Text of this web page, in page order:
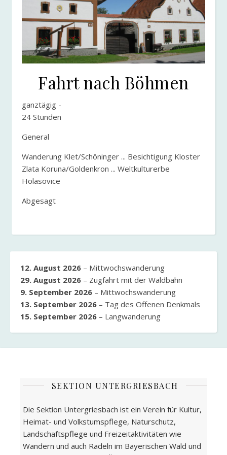
Fahrt nach Böhmen
ganztägig -
24 Stunden
General
Wanderung Klet/Schöninger ... Besichtigung Kloster
Zlata Koruna/Goldenkron ... Weltkulturerbe
Holasovice
Abgesagt
12. August 2026 – Mittwochswanderung
29. August 2026 – Zugfahrt mit der Waldbahn
9. September 2026 – Mittwochswanderung
13. September 2026 – Tag des Offenen Denkmals
15. September 2026 – Langwanderung
SEKTION UNTERGRIESBACH
Die Sektion Untergriesbach ist ein Verein für Kultur,
Heimat- und Volkstumspflege, Naturschutz,
Landschaftspflege und Freizeitaktivitäten wie
Wandern und auch Radeln im Bayerischen Wald und